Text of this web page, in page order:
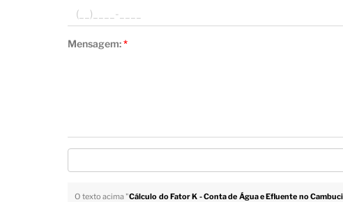
Mensagem:*
O texto acima "Cálculo do Fator K - Conta de Água e Efluente no Cambuci